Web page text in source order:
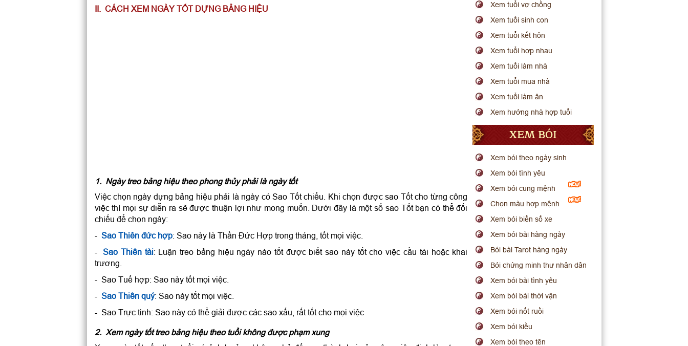
II. CÁCH XEM NGÀY TỐT DỰNG BẢNG HIỆU
1. Ngày treo bảng hiệu theo phong thủy phải là ngày tốt
Việc chọn ngày dựng bảng hiệu phải là ngày có Sao Tốt chiếu. Khi chọn được sao Tốt cho từng công
việc thì mọi sự diễn ra sẽ được thuận lợi như mong muốn. Dưới đây là một số sao Tốt bạn có thể đối
chiếu để chọn ngày:
- Sao Thiên đức hợp: Sao này là Thần Đức Hợp trong tháng, tốt mọi việc.
-Sao Thiên tài: Luận treo bảng hiệu ngày nào tốt được biết sao này tốt cho việc cầu tài hoặc khai
trương.
- Sao Tuế hợp: Sao này tốt mọi việc.
- Sao Thiên quý: Sao này tốt mọi việc.
- Sao Trực tinh: Sao này có thể giải được các sao xấu, rất tốt cho mọi việc
2. Xem ngày tốt treo bảng hiệu theo tuổi không được phạm xung
Xem tuổi vợ chồng
Xem tuổi sinh con
Xem tuổi kết hôn
Xem tuổi hợp nhau
Xem tuổi làm nhà
Xem tuổi mua nhà
Xem tuổi làm ăn
Xem hướng nhà hợp tuổi
XEM BÓI
Xem bói theo ngày sinh
Xem bói tình yêu
Xem bói cung mệnh
Chọn màu hợp mệnh
Xem bói biển số xe
Xem bói bài hàng ngày
Bói bài Tarot hàng ngày
Bói chứng minh thư nhân dân
Xem bói bài tình yêu
Xem bói bài thời vận
Xem bói nốt ruồi
Xem bói kiều
Xem bói theo tên